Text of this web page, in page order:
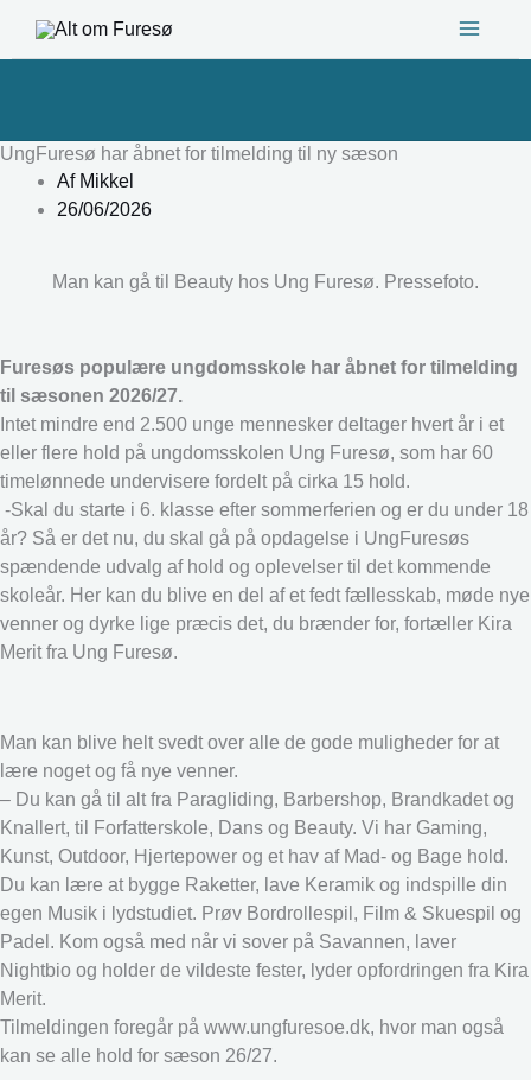
UngFuresø har åbnet for tilmelding til ny sæson
AfMikkel
26/06/2026
Man kan gå til Beauty hos Ung Furesø. Pressefoto.
Furesøs populære ungdomsskole har åbnet for tilmelding
til sæsonen 2026/27.
Intet mindre end 2.500 unge mennesker deltager hvert år i et
eller flere hold på ungdomsskolen Ung Furesø, som har 60
timelønnede undervisere fordelt på cirka 15 hold.
-Skal du starte i 6. klasse efter sommerferien og er du under 18
år? Så er det nu, du skal gå på opdagelse i UngFuresøs
spændende udvalg af hold og oplevelser til det kommende
skoleår. Her kan du blive en del af et fedt fællesskab, møde nye
venner og dyrke lige præcis det, du brænder for, fortæller Kira
Merit fra Ung Furesø.
Man kan blive helt svedt over alle de gode muligheder for at
lære noget og få nye venner.
– Du kan gå til alt fra Paragliding, Barbershop, Brandkadet og
Knallert, til Forfatterskole, Dans og Beauty. Vi har Gaming,
Kunst, Outdoor, Hjertepower og et hav af Mad- og Bage hold.
Du kan lære at bygge Raketter, lave Keramik og indspille din
egen Musik i lydstudiet. Prøv Bordrollespil, Film & Skuespil og
Padel. Kom også med når vi sover på Savannen, laver
Nightbio og holder de vildeste fester, lyder opfordringen fra Kira
Merit.
Tilmeldingen foregår på www.ungfuresoe.dk, hvor man også
kan se alle hold for sæson 26/27.